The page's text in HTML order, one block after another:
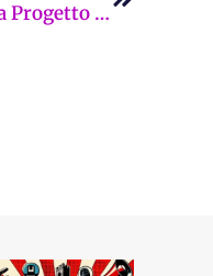
Non è una città per chi deve andare al gabinetto. Sinistra Progetto Comune: “Bagni pubblici, situazione critica”